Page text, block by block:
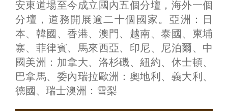
安東道場至今成立國內五個分壇，海外一個
分壇，道務開展逾二十個國家。亞洲：日
本、韓國、香港、澳門、越南、泰國、柬埔
寨、菲律賓、馬來西亞、印尼、尼泊爾、中
國美洲：加拿大、洛杉磯、紐約、休士頓、
巴拿馬、委內瑞拉歐洲：奧地利、義大利、
德國、瑞士澳洲：雪梨